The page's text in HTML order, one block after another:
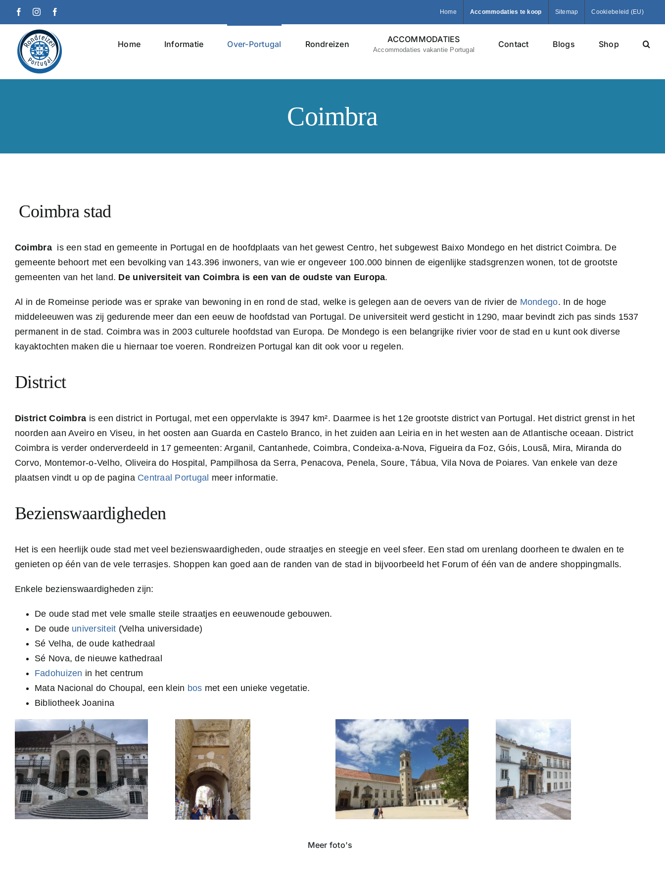
naar
inhoud
FacebookInstagram Home Accommodaties te koop Sitemap Cookiebeleid (EU)
Home Informatie Over-Portugal Rondreizen ACCOMMODATIES
Accommodaties vakantie Portugal
Contact Blogs Shop
Coimbra
Coimbra stad
Coimbrais een stad en gemeente in Portugal en de hoofdplaats van het gewest Centro, het subgewest Baixo Mondego en het district Coimbra. De
gemeente behoort met een bevolking van 143.396 inwoners, van wie er ongeveer 100.000 binnen de eigenlijke stadsgrenzen wonen, tot de grootste
gemeenten van het land. De universiteit van Coimbra is een van de oudste van Europa.
Al in de Romeinse periode was er sprake van bewoning in en rond de stad, welke is gelegen aan de oevers van de rivier de Mondego. In de hoge
middeleeuwen was zij gedurende meer dan een eeuw de hoofdstad van Portugal. De universiteit werd gesticht in 1290, maar bevindt zich pas sinds 1537
permanent in de stad. Coimbra was in 2003 culturele hoofdstad van Europa. De Mondego is een belangrijke rivier voor de stad en u kunt ook diverse
kayaktochten maken die u hiernaar toe voeren. Rondreizen Portugal kan dit ook voor u regelen.
District
District Coimbra is een district in Portugal, met een oppervlakte is 3947 km². Daarmee is het 12e grootste district van Portugal. Het district grenst in het
noorden aan Aveiro en Viseu, in het oosten aan Guarda en Castelo Branco, in het zuiden aan Leiria en in het westen aan de Atlantische oceaan. District
Coimbra is verder onderverdeeld in 17 gemeenten: Arganil, Cantanhede, Coimbra, Condeixa-a-Nova, Figueira da Foz, Góis, Lousã, Mira, Miranda do
Corvo, Montemor-o-Velho, Oliveira do Hospital, Pampilhosa da Serra, Penacova, Penela, Soure, Tábua, Vila Nova de Poiares. Van enkele van deze
plaatsen vindt u op de pagina Centraal Portugal meer informatie.
Bezienswaardigheden
Het is een heerlijk oude stad met veel bezienswaardigheden, oude straatjes en steegje en veel sfeer. Een stad om urenlang doorheen te dwalen en te
genieten op één van de vele terrasjes. Shoppen kan goed aan de randen van de stad in bijvoorbeeld het Forum of één van de andere shoppingmalls.
Enkele bezienswaardigheden zijn:
De oude stad met vele smalle steile straatjes en eeuwenoude gebouwen.
De oude universiteit (Velha universidade)
Sé Velha, de oude kathedraal
Sé Nova, de nieuwe kathedraal
Fadohuizen in het centrum
Mata Nacional do Choupal, een klein bos met een unieke vegetatie.
Bibliotheek Joanina
Meer foto's